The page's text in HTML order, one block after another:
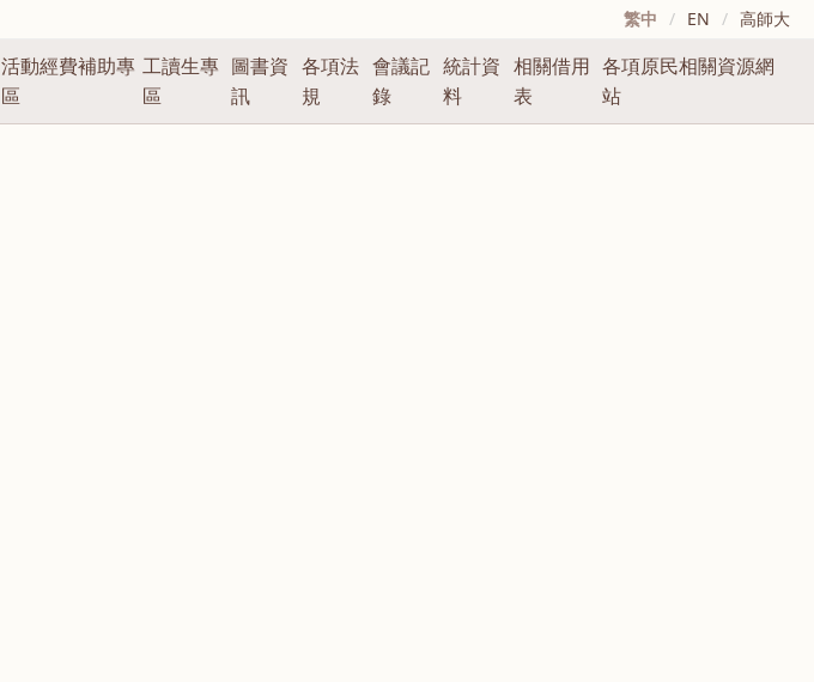
繁中 / EN / 高師大
活動經費補助專
區
工讀生專
區
圖書資
訊
各項法
規
會議記
錄
統計資
料
相關借用
表
各項原民相關資源網
站